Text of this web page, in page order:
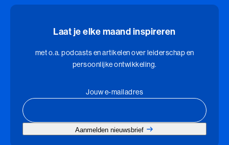
Laat je elke maand inspireren
met o.a. podcasts en artikelen over leiderschap en
persoonlijke ontwikkeling.
Jouw e-mailadres
Aanmelden nieuwsbrief